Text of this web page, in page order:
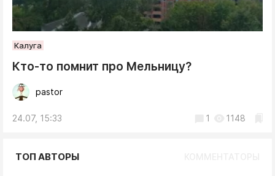
Калуга
Кто-то помнит про Мельницу?
pastor
24.07, 15:33 1 1148
ТОП АВТОРЫ